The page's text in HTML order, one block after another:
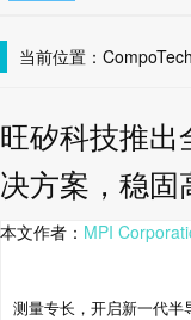
当前位置：
旺矽科技推
决方案，稳固
本文作者： MPI
测量专长，开启新一代